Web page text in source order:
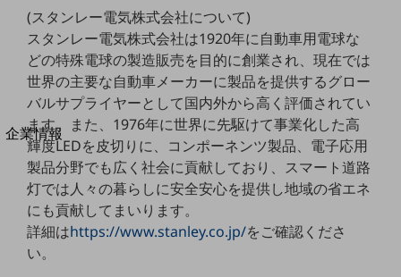
新規会員登録/ログインはこちら
100回線以上のお問い合わせ・お見積りはこちら
別ウィンドウで開きます
企業情報
企業情報TOP
会社案内
会社案内TOP
(スタンレー電気株式会社について)
スタンレー電気株式会社は1920年に自動車用電球な
どの特殊電球の製造販売を目的に創業され、現在では
世界の主要な自動車メーカーに製品を提供するグロー
バルサプライヤーとして国内外から高く評価されてい
ます。また、1976年に世界に先駆けて事業化した高
輝度LEDを皮切りに、コンポーネンツ製品、電子応用
製品分野でも広く社会に貢献しており、スマート道路
灯では人々の暮らしに安全安心を提供し地域の省エネ
にも貢献してまいります。
詳細はhttps://www.stanley.co.jp/をご確認くださ
い。